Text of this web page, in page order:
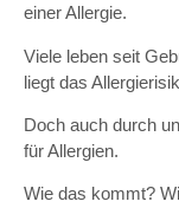
einer Allergie.
Viele leben seit
liegt das
Doch auch durch
für Allergien.
Wie das kommt?